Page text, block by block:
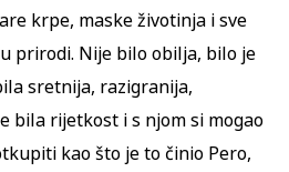
krpe, maske životinja i sve
prirodi. Nije bilo obilja, bilo je
sretnija, razigranija,
bila rijetkost i s njom si mogao
kao što je to činio Pero,